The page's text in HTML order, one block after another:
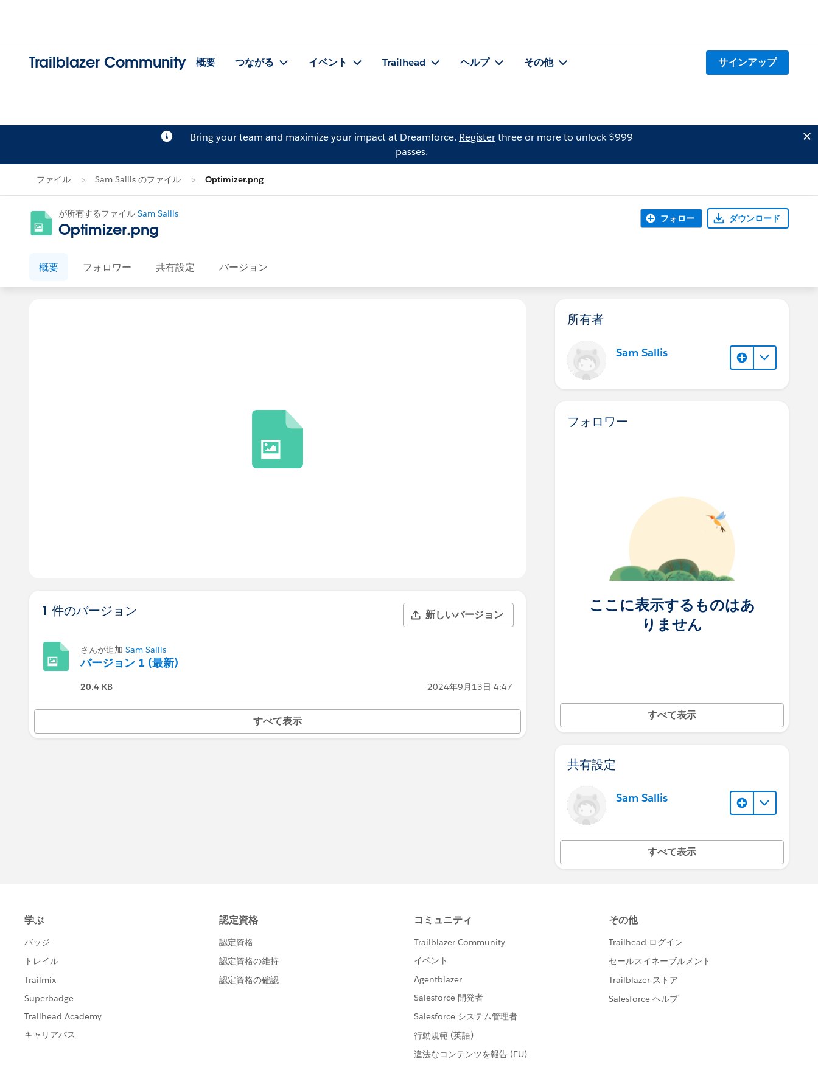
Trailblazer Community 概要 つながる イベント Trailhead ヘルプ その他 サインアップ
Bring your team and maximize your impact at Dreamforce. Registerthree or more to unlock $999
passes.
ファイル Sam Sallis のファイル Optimizer.png
が所有するファイル Sam Sallis
Optimizer.png
フォロー ダウンロード
概要 フォロワー 共有設定 バージョン
1 件のバージョン 新しいバージョン
さんが追加 Sam Sallis
バージョン 1 (最新)
20.4 KB 2024年9月13日 4:47
すべて表示
所有者
Sam Sallis
フォロワー
ここに表示するものはあ
りません
すべて表示
共有設定
Sam Sallis
すべて表示